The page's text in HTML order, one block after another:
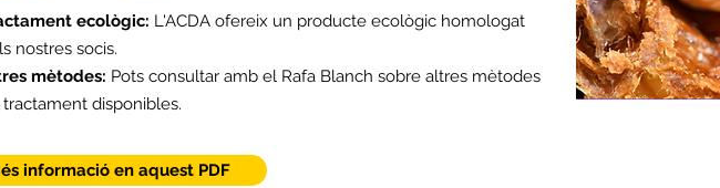
ecològic:​​ L'ACDA ofereix un producte ecològic homologat
nostres socis.
mètodes: Pots consultar amb el Rafa Blanch sobre altres mètodes
disponibles.
informació en aquest PDF